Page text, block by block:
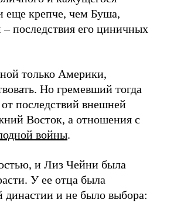
еще крепче, чем Буша,
последствия его циничных
только Америки,
Но гремевший тогда
последствий внешней
Восток, а отношения с
войны.
и Лиз Чейни была
У ее отца была
династии и не было выбора: